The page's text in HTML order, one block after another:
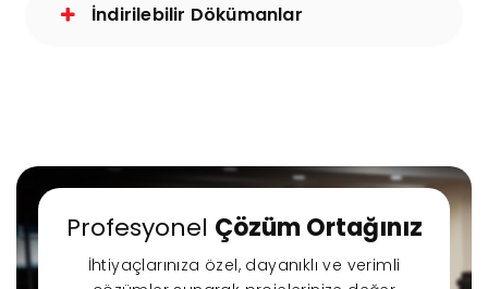
İndirilebilir Dökümanlar
Profesyonel Çözüm Ortağınız
İhtiyaçlarınıza özel, dayanıklı ve verimli